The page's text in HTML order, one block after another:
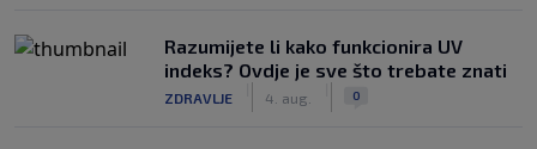
Razumijete li kako funkcionira UV
indeks? Ovdje je sve što trebate znati
ZDRAVLJE 4. aug. 0